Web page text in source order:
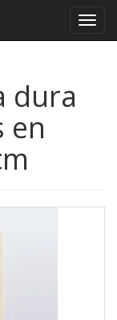
dura
en